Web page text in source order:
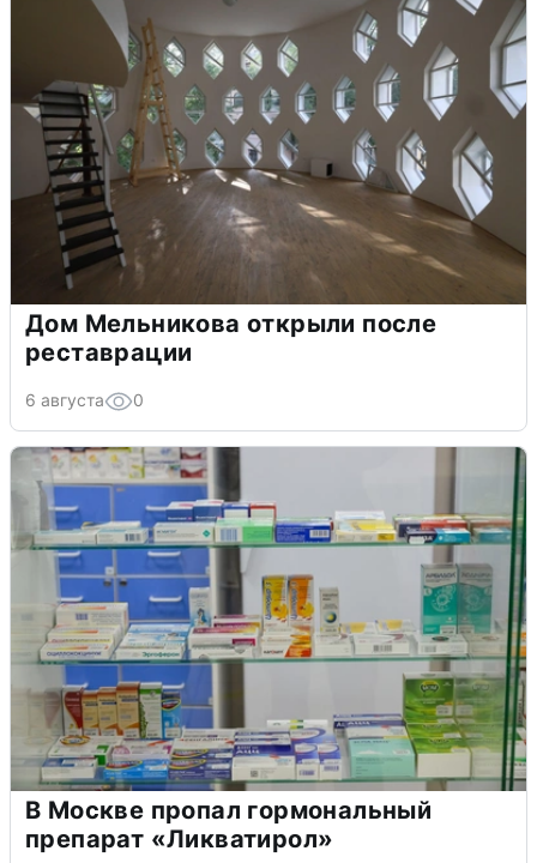
Дом Мельникова открыли после
реставрации
6 августа 0
В Москве пропал гормональный
препарат «Ликватирол»